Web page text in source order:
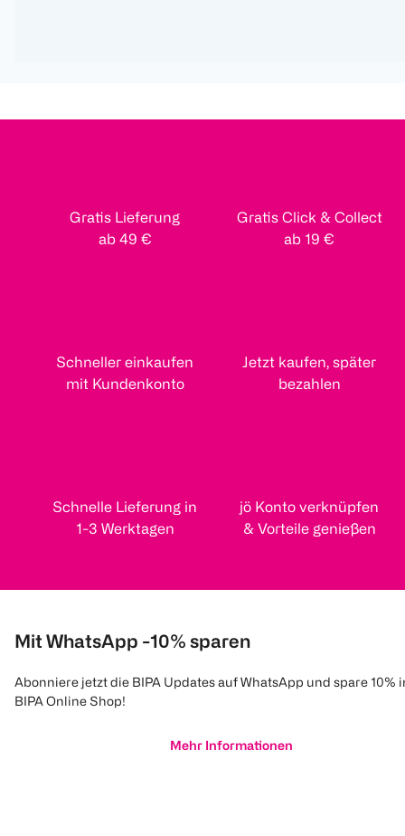
Gratis Lieferung
ab 49 €
Gratis Click & Collect
ab 19 €
Schneller einkaufen
mit Kundenkonto
Jetzt kaufen, später
bezahlen
Schnelle Lieferung in
1-3 Werktagen
jö Konto verknüpfen
& Vorteile genießen
Mit WhatsApp -10% sparen
Abonniere jetzt die BIPA Updates auf WhatsApp und spare 10%
BIPA Online Shop!
Mehr Informationen